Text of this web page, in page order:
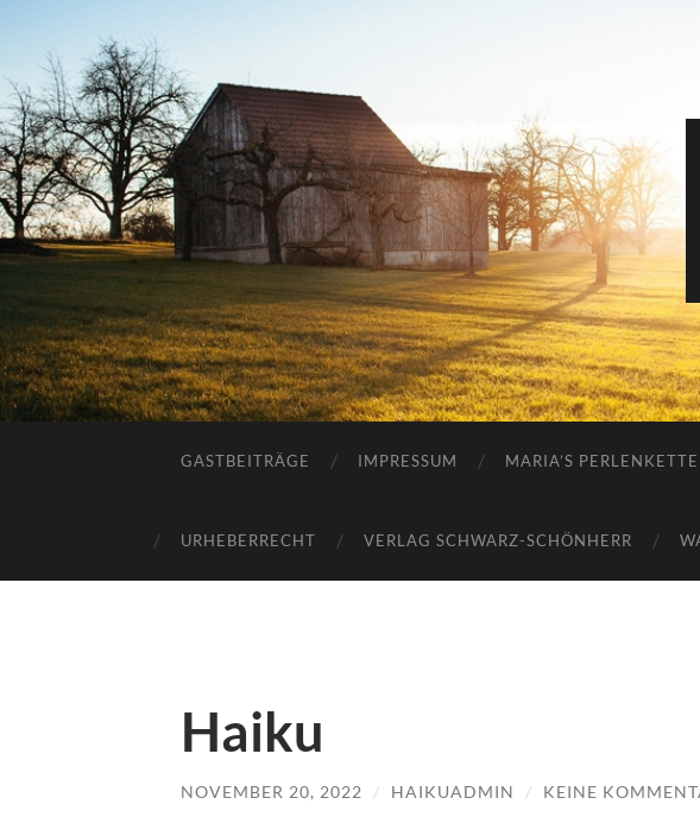
GASTBEITRÄGE IMPRESSUM MARIA’S PERLENKETTE
URHEBERRECHT VERLAG SCHWARZ-SCHÖNHERR
Haiku
NOVEMBER 20, 2022 / HAIKUADMIN / KEINE